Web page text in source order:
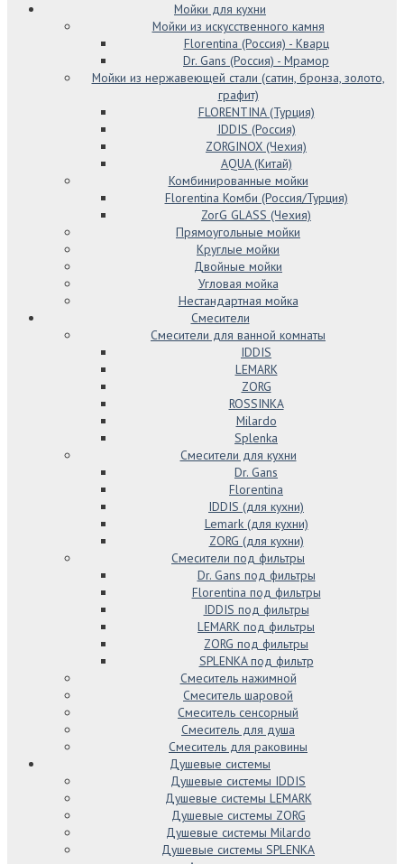
Мойки для кухни
Мойки из искусственного камня
Florentina (Россия) - Кварц
Dr. Gans (Россия) - Мрамор
Мойки из нержавеющей стали (сатин, бронза, золото,
графит)
FLORENTINA (Турция)
IDDIS (Россия)
ZORGINOX (Чехия)
AQUA (Китай)
Комбинированные мойки
Florentina Комби (Россия/Турция)
ZorG GLASS (Чехия)
Прямоугольные мойки
Круглые мойки
Двойные мойки
Угловая мойка
Нестандартная мойка
Смесители
Смесители для ванной комнаты
IDDIS
LEMARK
ZORG
ROSSINKA
Milardo
Splenka
Смесители для кухни
Dr. Gans
Florentina
IDDIS (для кухни)
Lemark (для кухни)
ZORG (для кухни)
Смесители под фильтры
Dr. Gans под фильтры
Florentina под фильтры
IDDIS под фильтры
LEMARK под фильтры
ZORG под фильтры
SPLENKA под фильтр
Смеситель нажимной
Смеситель шаровой
Смеситель сенсорный
Смеситель для душа
Смеситель для раковины
Душевые системы
Душевые системы IDDIS
Душевые системы LEMARK
Душевые системы ZORG
Душевые системы Milardo
Душевые системы SPLENKA